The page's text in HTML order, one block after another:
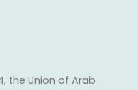
the Union of Arab